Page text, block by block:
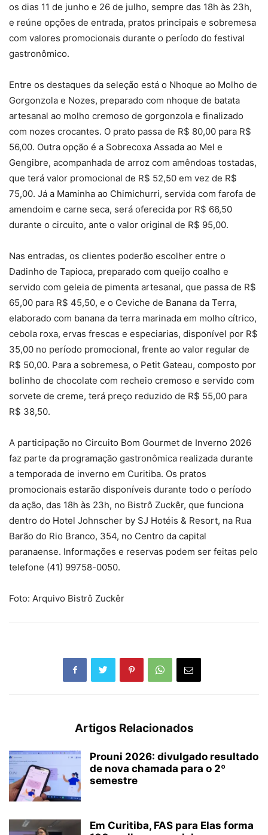
os dias 11 de junho e 26 de julho, sempre das 18h às 23h,
e reúne opções de entrada, pratos principais e sobremesa
com valores promocionais durante o período do festival
gastronômico.
Entre os destaques da seleção está o Nhoque ao Molho de
Gorgonzola e Nozes, preparado com nhoque de batata
artesanal ao molho cremoso de gorgonzola e finalizado
com nozes crocantes. O prato passa de R$ 80,00 para R$
56,00. Outra opção é a Sobrecoxa Assada ao Mel e
Gengibre, acompanhada de arroz com amêndoas tostadas,
que terá valor promocional de R$ 52,50 em vez de R$
75,00. Já a Maminha ao Chimichurri, servida com farofa de
amendoim e carne seca, será oferecida por R$ 66,50
durante o circuito, ante o valor original de R$ 95,00.
Nas entradas, os clientes poderão escolher entre o
Dadinho de Tapioca, preparado com queijo coalho e
servido com geleia de pimenta artesanal, que passa de R$
65,00 para R$ 45,50, e o Ceviche de Banana da Terra,
elaborado com banana da terra marinada em molho cítrico,
cebola roxa, ervas frescas e especiarias, disponível por R$
35,00 no período promocional, frente ao valor regular de
R$ 50,00. Para a sobremesa, o Petit Gateau, composto por
bolinho de chocolate com recheio cremoso e servido com
sorvete de creme, terá preço reduzido de R$ 55,00 para
R$ 38,50.
A participação no Circuito Bom Gourmet de Inverno 2026
faz parte da programação gastronômica realizada durante
a temporada de inverno em Curitiba. Os pratos
promocionais estarão disponíveis durante todo o período
da ação, das 18h às 23h, no Bistrô Zuckêr, que funciona
dentro do Hotel Johnscher by SJ Hotéis & Resort, na Rua
Barão do Rio Branco, 354, no Centro da capital
paranaense. Informações e reservas podem ser feitas pelo
telefone (41) 99758-0050.
Foto: Arquivo Bistrô Zuckêr
Artigos Relacionados
Prouni 2026: divulgado resultado
de nova chamada para o 2º
semestre
Em Curitiba, FAS para Elas forma